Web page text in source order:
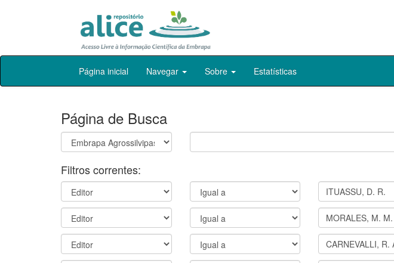
Skip
Página inicial Navegar Sobre Estatísticas
Página de Busca
Filtros correntes: